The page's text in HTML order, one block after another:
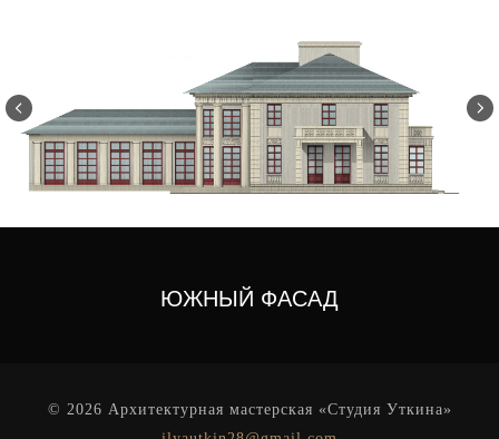
ЮЖНЫЙ ФАСАД
© 2026 Архитектурная мастерская «Студия Уткина»